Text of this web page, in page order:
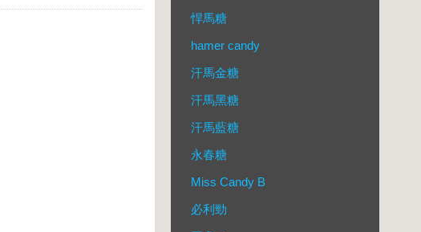
悍馬糖
hamer candy
汗馬金糖
汗馬黑糖
汗馬藍糖
永春糖
Miss Candy B
必利勁